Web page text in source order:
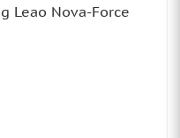
Leao Nova-Force